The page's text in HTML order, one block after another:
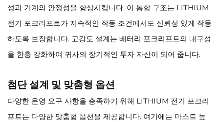
성과 기계의 안정성을 향상시킵니다. 이 통합 구조는 LITHIUM
전기 포크리프트가 지속적인 작동 조건에서도 신뢰성 있게 작동
하도록 보장합니다. 고강도 설계는 배터리 포크리프트의 내구성
을 한층 강화하여 귀사의 장기적인 투자 자산이 되어 줍니다.
첨단 설계 및 맞춤형 옵션
다양한 운영 요구 사항을 충족하기 위해 LITHIUM 전기 포크리
프트는 다양한 맞춤형 옵션을 제공합니다. 여기에는 마스트 높